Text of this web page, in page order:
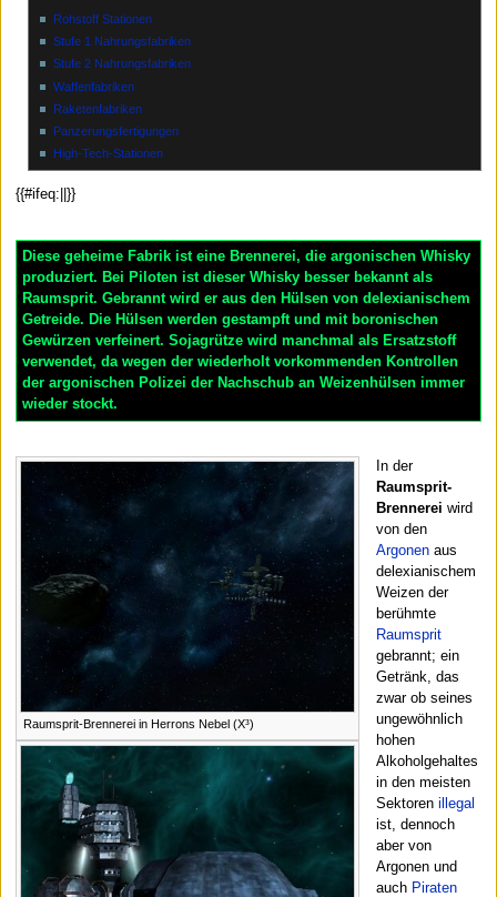
Rohstoff Stationen
Stufe 1 Nahrungsfabriken
Stufe 2 Nahrungsfabriken
Waffenfabriken
Raketenfabriken
Panzerungsfertigungen
High-Tech-Stationen
{{#ifeq:||}}
Diese geheime Fabrik ist eine Brennerei, die argonischen Whisky
produziert. Bei Piloten ist dieser Whisky besser bekannt als
Raumsprit. Gebrannt wird er aus den Hülsen von delexianischem
Getreide. Die Hülsen werden gestampft und mit boronischen
Gewürzen verfeinert. Sojagrütze wird manchmal als Ersatzstoff
verwendet, da wegen der wiederholt vorkommenden Kontrollen
der argonischen Polizei der Nachschub an Weizenhülsen immer
wieder stockt.
Raumsprit-Brennerei in Herrons Nebel (X³)
In der
Raumsprit-
Brennerei wird
von den
Argonenaus
delexianischem
Weizen der
berühmte
Raumsprit
gebrannt; ein
Getränk, das
zwar ob seines
ungewöhnlich
hohen
Alkoholgehaltes
in den meisten
Sektoren illegal
ist, dennoch
aber von
Argonen und
auch Piraten